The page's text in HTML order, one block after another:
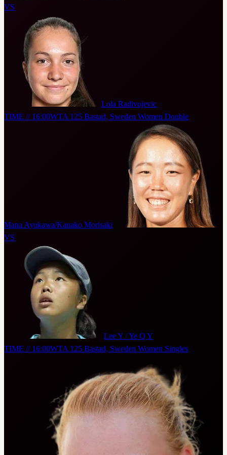
VS
Lola Radivojevic
TIME // 16:00WTA 125 Bastad, Sweden Women Double
Mana Ayukawa/Kanako Morisaki
VS
Lee Y / Ye Q Y
TIME // 16:00WTA 125 Bastad, Sweden Women Singles